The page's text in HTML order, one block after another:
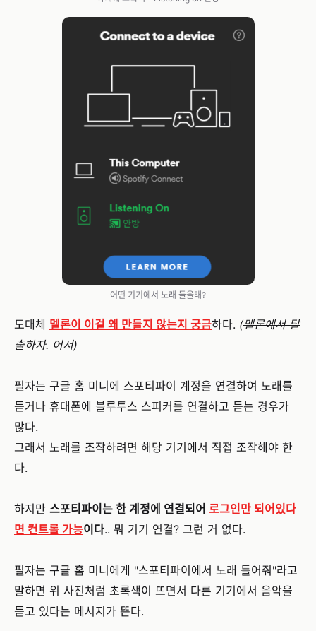
어떤 기기에서 노래 들을래?
도대체 멜론이 이걸 왜 만들지 않는지 궁금하다. (멜론에서 탈
출하자. 어서)
필자는 구글 홈 미니에 스포티파이 계정을 연결하여 노래를
듣거나 휴대폰에 블루투스 스피커를 연결하고 듣는 경우가
많다.
그래서 노래를 조작하려면 해당 기기에서 직접 조작해야 한
다.
하지만 스포티파이는 한 계정에 연결되어 로그인만 되어있다
면 컨트롤 가능이다.. 뭐 기기 연결? 그런 거 없다.
필자는 구글 홈 미니에게 "스포티파이에서 노래 틀어줘"라고
말하면 위 사진처럼 초록색이 뜨면서 다른 기기에서 음악을
듣고 있다는 메시지가 뜬다.